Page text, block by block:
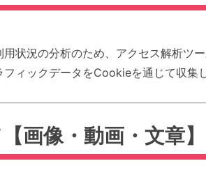
状況の分析のため、アクセス解析ツ
ィックデータをCookieを通じて収集し
画像・動画・文章】